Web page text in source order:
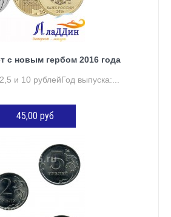
с новым гербом 2016 года
и 10 рублейГод выпуска:...
45,00 руб